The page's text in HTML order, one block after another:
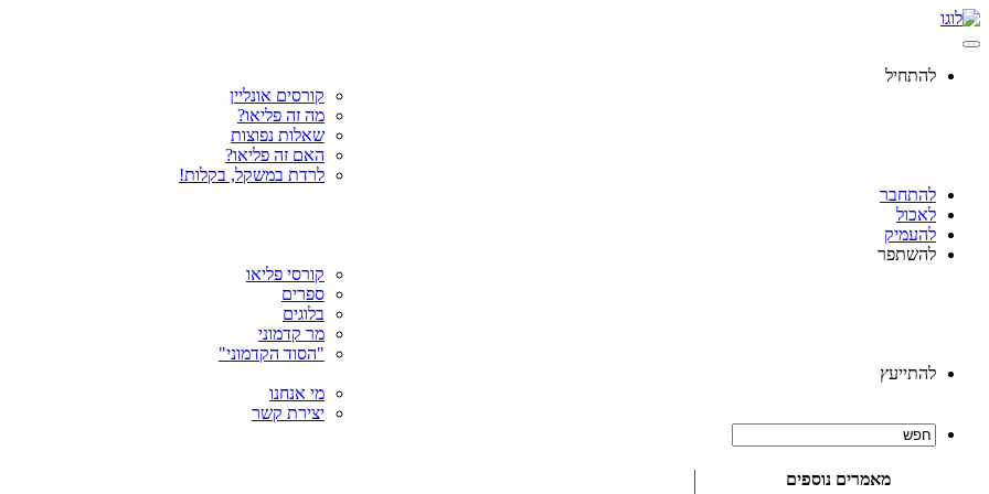
להתחיל
קורסים אונליין
מה זה פליאו?
שאלות נפוצות
האם זה פליאו?
לרדת במשקל, בקלות!
להתחבר
לאכול
להעמיק
להשתפר
קורסי פליאו
ספרים
בלוגים
מר קדמוני
"הסוד הקדמוני"
להתייעץ
מי אנחנו
יצירת קשר
מאמרים נוספים